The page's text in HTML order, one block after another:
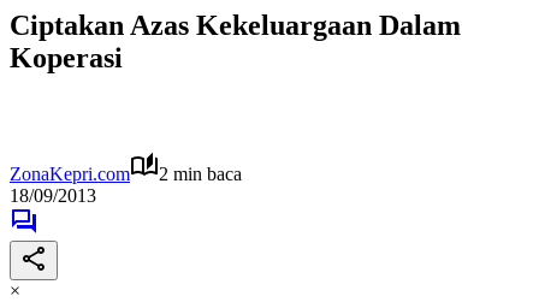
Ciptakan Azas Kekeluargaan Dalam
Koperasi
ZonaKepri.com
2 min baca
18/09/2013
×